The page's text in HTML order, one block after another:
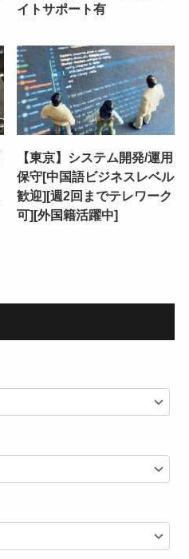
イトサポート有
【東京】システム開発/運用
保守[中国語ビジネスレベル
歓迎][週2回までテレワーク
可][外国籍活躍中]